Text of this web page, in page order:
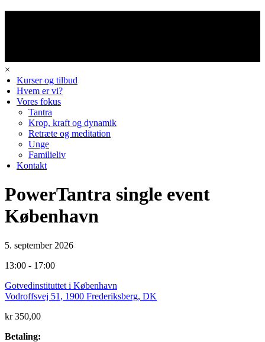
×
Kurser og tilbud
Hvem er vi?
Vores fokus
Tantra
Krop, kraft og dynamik
Retræte og meditation
Unge
Familieliv
Kontakt
PowerTantra single event
København
5. september 2026
13:00 - 17:00
Gotvedinstituttet i København
Vodroffsvej 51, 1900 Frederiksberg, DK
kr 350,00
Betaling: